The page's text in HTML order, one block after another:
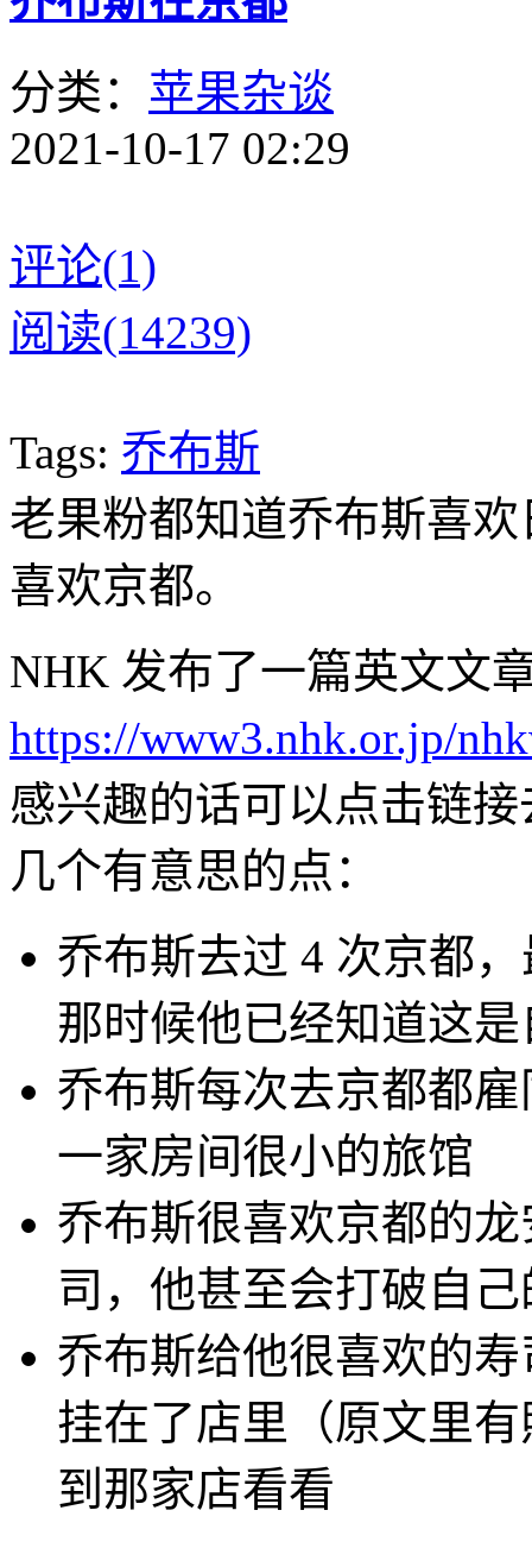
分类： 苹果杂谈
2021-10-17 02:29
评论(1)
阅读(14239)
Tags: 乔布斯
老果粉都知道乔布斯喜
喜欢京都。
NHK 发布了一篇英文文
https://www3.nhk.or.jp/
感兴趣的话可以点击链
几个有意思的点：
乔布斯去过 4 次京都
那时候他已经知道这
乔布斯每次去京都都
一家房间很小的旅馆
乔布斯很喜欢京都的
司，他甚至会打破自
乔布斯给他很喜欢的
挂在了店里（原文里
到那家店看看